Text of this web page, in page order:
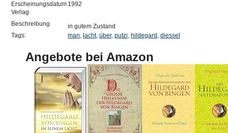
Erscheinungsdatum 1992
Verlag
Beschreibung
in gutem Zustand
Tags:
man, lacht, über, putzi, hildegard , diessel
Angebote bei Amazon